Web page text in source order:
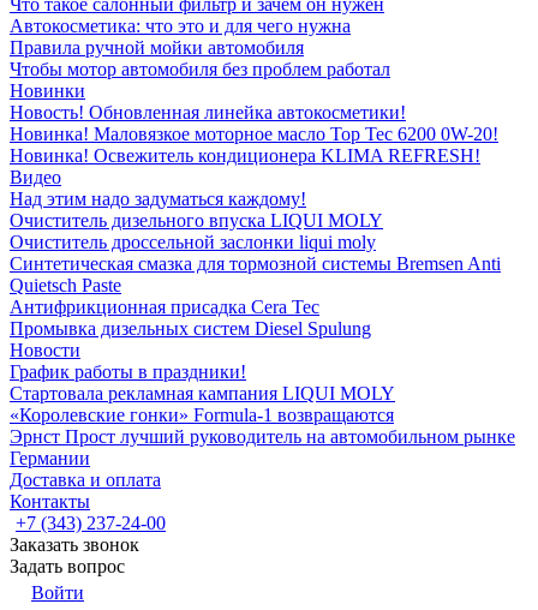
Что такое салонный фильтр и зачем он нужен
Автокосметика: что это и для чего нужна
Правила ручной мойки автомобиля
Чтобы мотор автомобиля без проблем работал
Новинки
Новость! Обновленная линейка автокосметики!
Новинка! Маловязкое моторное масло Top Tec 6200 0W-20!
Новинка! Освежитель кондиционера KLIMA REFRESH!
Видео
Над этим надо задуматься каждому!
Очиститель дизельного впуска LIQUI MOLY
Очиститель дроссельной заслонки liqui moly
Синтетическая смазка для тормозной системы Bremsen Anti
Quietsch Paste
Антифрикционная присадка Cera Tec
Промывка дизельных систем Diesel Spulung
Новости
График работы в праздники!
Стартовала рекламная кампания LIQUI MOLY
«Королевские гонки» Formula-1 возвращаются
Эрнст Прост лучший руководитель на автомобильном рынке
Германии
Доставка и оплата
Контакты
+7 (343) 237-24-00
Заказать звонок
Задать вопрос
Войти